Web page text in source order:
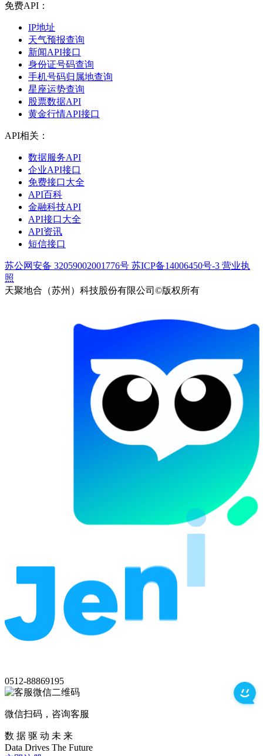
免费API：
IP地址
天气预报查询
新闻API接口
身份证号码查询
手机号码归属地查询
星座运势查询
股票数据API
黄金行情API接口
API相关：
数据服务API
企业API接口
免费接口大全
API百科
金融科技API
API接口大全
API资讯
短信接口
苏公网安备 32059002001776号 苏ICP备14006450号-3 营业执
照
天聚地合（苏州）科技股份有限公司©版权所有
0512-88869195
微信扫码，咨询客服
数 据 驱 动 未 来
Data Drives The Future